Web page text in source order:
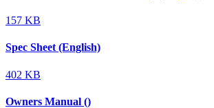
157 KB
Spec Sheet (English)
402 KB
Owners Manual ()